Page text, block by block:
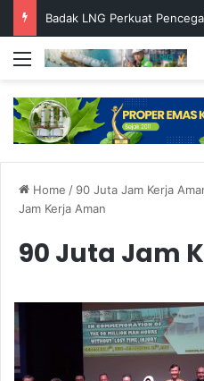
Menu
Home / 90 Juta Jam Kerja
Jam Kerja Aman
90 Juta Jam